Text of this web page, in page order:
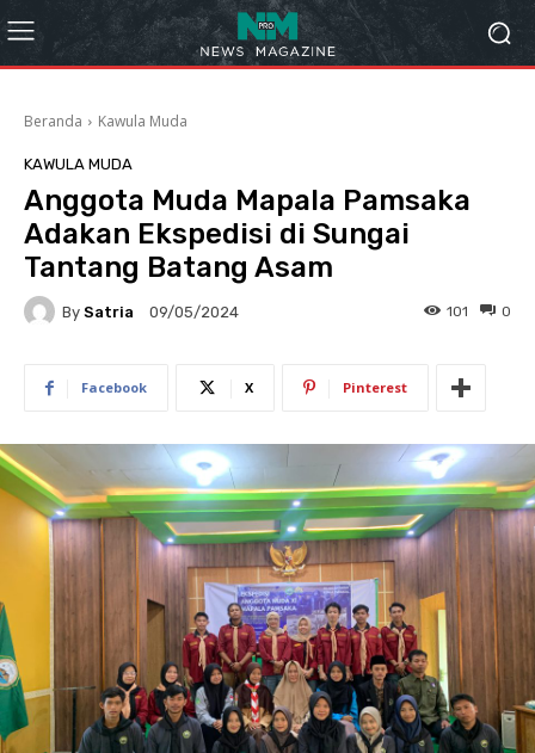
Beranda Kawula Muda
KAWULA MUDA
Anggota Muda Mapala Pamsaka
Adakan Ekspedisi di Sungai
Tantang Batang Asam
By Satria 09/05/2024 0
101
Facebook X Pinterest